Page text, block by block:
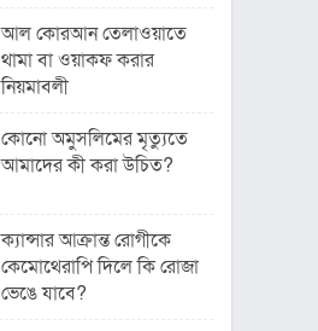
আল কোরআন তেলাওয়াতে
থামা বা ওয়াকফ করার
নিয়মাবলী
কোনো অমুসলিমের মৃত্যুতে
আমাদের কী করা উচিত?
ক্যান্সার আক্রান্ত রোগীকে
কেমোথেরাপি দিলে কি রোজা
ভেঙে যাবে?